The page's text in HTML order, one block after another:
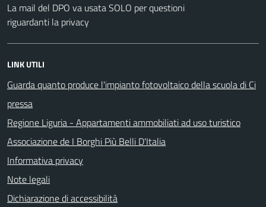
La mail del DPO va usata SOLO per questioni
riguardanti la privacy
LINK UTILI
Guarda quanto produce l'impianto fotovoltaico della scuola di Ci
pressa
Regione Liguria - Appartamenti ammobiliati ad uso turistico
Associazione de I Borghi Più Belli D'Italia
Informativa privacy
Note legali
Dichiarazione di accessibilità